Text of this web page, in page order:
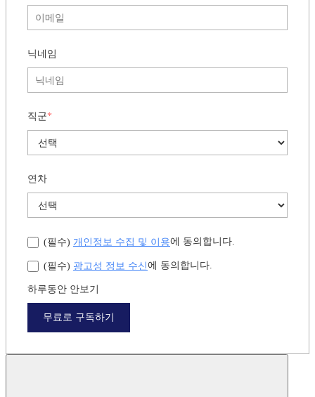
닉네임
직군*
연차
(필수) 개인정보 수집 및 이용에 동의합니다.
(필수) 광고성 정보 수신에 동의합니다.
하루동안 안보기
무료로 구독하기